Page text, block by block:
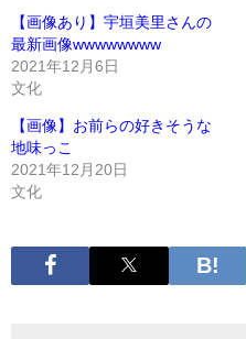
【画像あり】宇垣美里さんの
最新画像wwwwwwww
2021年12月6日
文化
【画像】お前らの好きそうな
地味っこ
2021年12月20日
文化